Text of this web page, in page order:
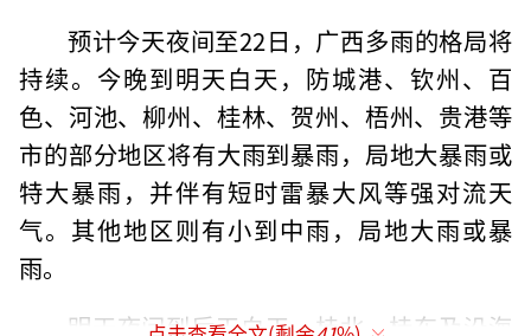
预计今天夜间至22日，广西多雨的格局将
持续。今晚到明天白天，防城港、钦州、百
色、河池、柳州、桂林、贺州、梧州、贵港等
市的部分地区将有大雨到暴雨，局地大暴雨或
特大暴雨，并伴有短时雷暴大风等强对流天
气。其他地区则有小到中雨，局地大雨或暴
雨。
明天夜间到后天白天，桂北、桂东及沿海